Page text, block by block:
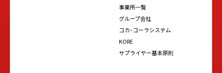
事業所一覧
グループ会社
コカ･コーラシステム
KORE
サプライヤー基本原則